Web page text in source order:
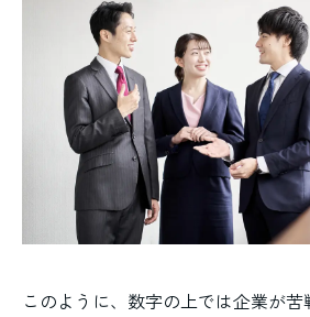
このように、数字の上では企業が